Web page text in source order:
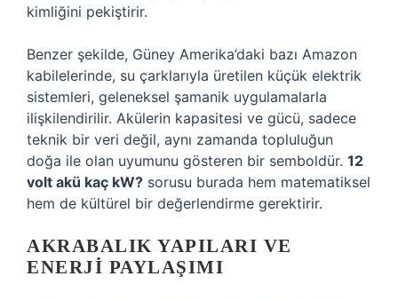
kimliğini pekiştirir.
Benzer şekilde, Güney Amerika’daki bazı Amazon
kabilelerinde, su çarklarıyla üretilen küçük elektrik
sistemleri, geleneksel şamanik uygulamalarla
ilişkilendirilir. Akülerin kapasitesi ve gücü, sadece
teknik bir veri değil, aynı zamanda topluluğun
doğa ile olan uyumunu gösteren bir semboldür. 12
volt akü kaç kW? sorusu burada hem matematiksel
hem de kültürel bir değerlendirme gerektirir.
AKRABALIK YAPILARI VE
ENERJI PAYLAŞIMI